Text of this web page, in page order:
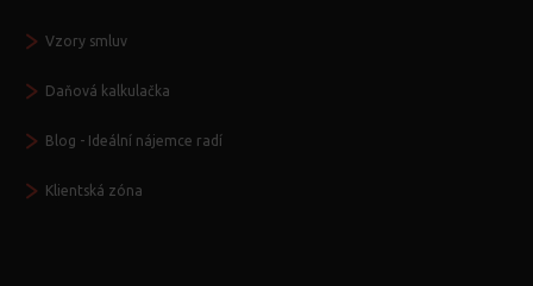
Vzory smluv
Daňová kalkulačka
Blog - Ideální nájemce radí
Klientská zóna